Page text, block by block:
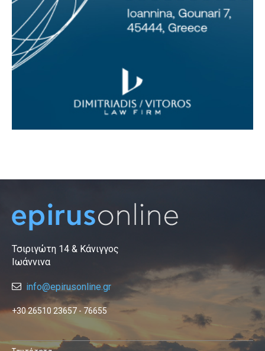
Τσιριγώτη 14 & Κάνιγγος
Ιωάννινα
info@epirusonline.gr
+30 26510 23657 - 76655